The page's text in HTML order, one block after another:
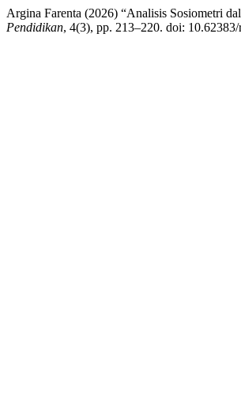
Argina Farenta (2026) “Analisis Sosiometri
Pendidikan, 4(3), pp. 213–220. doi: